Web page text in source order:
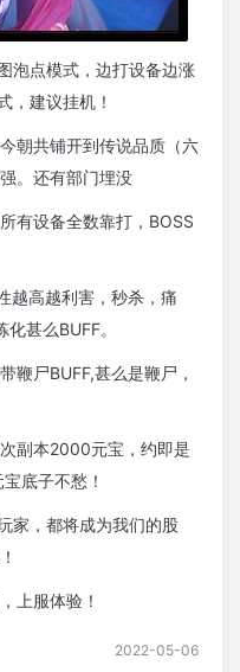
泡点模式，边打设备边涨
，建议挂机！
朝共铺开到传说品质（六
。还有部门埋没
有设备全数靠打，BOSS
越高越利害，秒杀，痛
甚么BUFF。
鞭尸BUFF,甚么是鞭尸，
副本2000元宝，约即是
底子不愁！
家，都将成为我们的股
上服体验！
2022-05-06